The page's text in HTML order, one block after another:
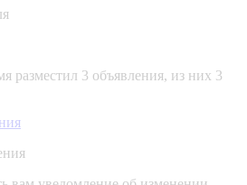
разместил 3 объявления, из них 3